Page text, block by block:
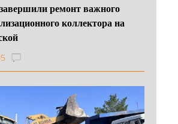
ремонт важного
коллектора на